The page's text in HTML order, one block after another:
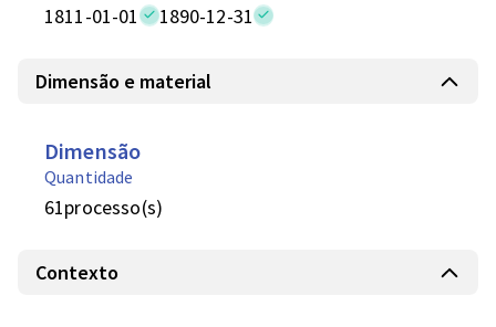
1811-01-01 1890-12-31
Dimensão e material
Dimensão
Quantidade
61processo(s)
Contexto